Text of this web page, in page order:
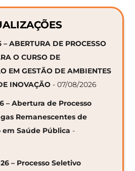
ABERTURA DE PROCESSO
O CURSO DE
EM GESTÃO DE AMBIENTES
INOVAÇÃO - 07/08/2026
– Abertura de Processo
Remanescentes de
em Saúde Pública -
– Processo Seletivo